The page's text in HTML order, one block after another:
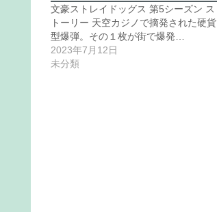
文豪ストレイドッグス 第5シーズン ス
トーリー 天空カジノで摘発された硬貨
型爆弾。その１枚が街で爆発…
2023年7月12日
未分類